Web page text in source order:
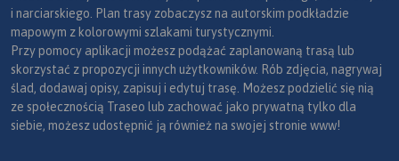
i narciarskiego. Plan trasy zobaczysz na autorskim podkładzie
mapowym z kolorowymi szlakami turystycznymi.
Przy pomocy aplikacji możesz podążać zaplanowaną trasą lub
skorzystać z propozycji innych użytkowników. Rób zdjęcia, nagrywaj
ślad, dodawaj opisy, zapisuj i edytuj trasę. Możesz podzielić się nią
ze społecznością Traseo lub zachować jako prywatną tylko dla
siebie, możesz udostępnić ją również na swojej stronie www!